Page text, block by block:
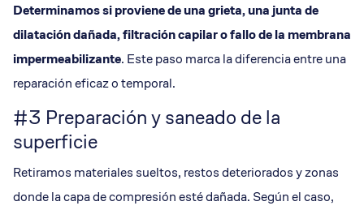
Determinamos si proviene de unagrieta, una junta de
dilatacióndañada,filtración capilaro fallo de la membrana
impermeabilizante. Este paso marca la diferencia entre una
reparación eficaz o temporal.
#3 Preparación y saneado de la
superficie
Retiramos materiales sueltos, restos deteriorados y zonas
donde la capa de compresión esté dañada. Según el caso,